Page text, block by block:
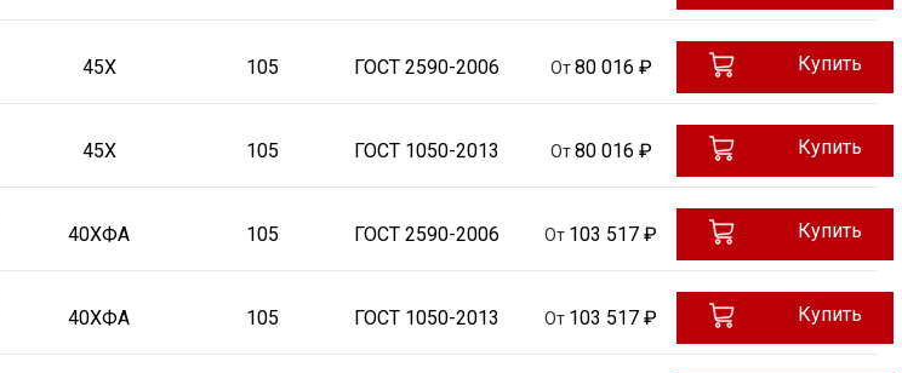
45Х 105 ГОСТ 2590-2006 От80 016 ₽ Купить
45Х 105 ГОСТ 1050-2013 От80 016 ₽ Купить
40ХФА 105 ГОСТ 2590-2006 От 103 517 ₽ Купить
40ХФА 105 ГОСТ 1050-2013 От 103 517 ₽ Купить